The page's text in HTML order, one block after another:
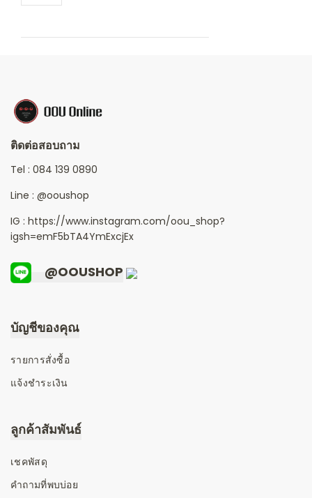
ติดต่อสอบถาม
Tel : 084 139 0890
Line : @ooushop
IG : https://www.instagram.com/oou_shop?
igsh=emF5bTA4YmExcjEx
@OOUSHOP
บัญชีของคุณ
รายการสั่งซื้อ
แจ้งชำระเงิน
ลูกค้าสัมพันธ์
เชคพัสดุ
คำถามที่พบบ่อย